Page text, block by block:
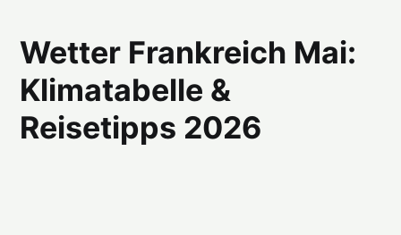
Wetter Frankreich Mai:
Klimatabelle &
Reisetipps 2026